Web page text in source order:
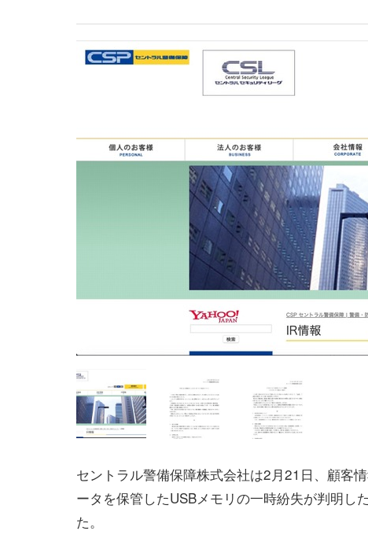
セントラル警備保障株式会社は2月21日、顧客
ータを保管したUSBメモリの一時紛失が判明し
た。